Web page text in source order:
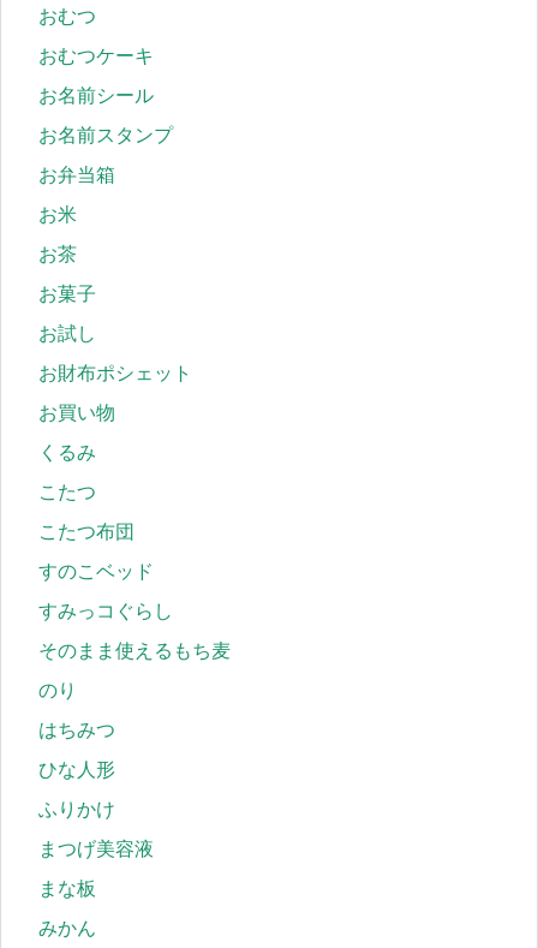
おむつ
おむつケーキ
お名前シール
お名前スタンプ
お弁当箱
お米
お茶
お菓子
お試し
お財布ポシェット
お買い物
くるみ
こたつ
こたつ布団
すのこベッド
すみっコぐらし
そのまま使えるもち麦
のり
はちみつ
ひな人形
ふりかけ
まつげ美容液
まな板
みかん